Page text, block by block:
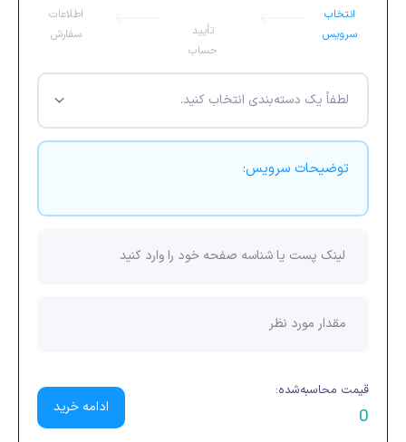
انتخاب
سرویس
تأیید
حساب
اطلاعات
سفارش
توضیحات سرویس:
قیمت محاسبه‌شده:
0 ادامه خرید